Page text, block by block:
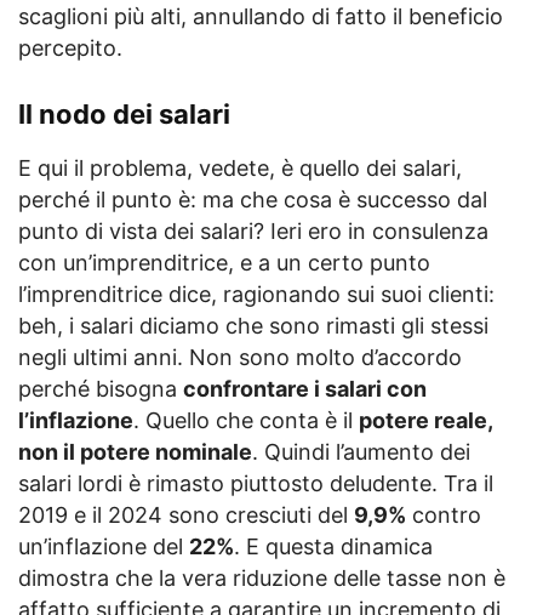
scaglioni più alti, annullando di fatto il beneficio
percepito.
Il nodo dei salari
E qui il problema, vedete, è quello dei salari,
perché il punto è: ma che cosa è successo dal
punto di vista dei salari? Ieri ero in consulenza
con un’imprenditrice, e a un certo punto
l’imprenditrice dice, ragionando sui suoi clienti:
beh, i salari diciamo che sono rimasti gli stessi
negli ultimi anni. Non sono molto d’accordo
perché bisogna confrontare i salari con
l’inflazione. Quello che conta è il potere reale,
non il potere nominale. Quindi l’aumento dei
salari lordi è rimasto piuttosto deludente. Tra il
2019 e il 2024 sono cresciuti del 9,9% contro
un’inflazione del 22%. E questa dinamica
dimostra che la vera riduzione delle tasse non è
affatto sufficiente a garantire un incremento di